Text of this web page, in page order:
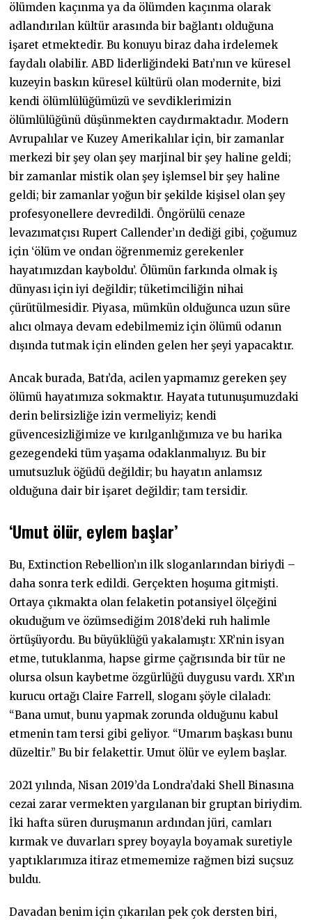
ölümden kaçınma ya da ölümden kaçınma olarak
adlandırılan kültür arasında bir bağlantı olduğuna
işaret etmektedir. Bu konuyu biraz daha irdelemek
faydalı olabilir. ABD liderliğindeki Batı’nın ve küresel
kuzeyin baskın küresel kültürü olan modernite, bizi
kendi ölümlülüğümüzü ve sevdiklerimizin
ölümlülüğünü düşünmekten caydırmaktadır. Modern
Avrupalılar ve Kuzey Amerikalılar için, bir zamanlar
merkezi bir şey olan şey marjinal bir şey haline geldi;
bir zamanlar mistik olan şey işlemsel bir şey haline
geldi; bir zamanlar yoğun bir şekilde kişisel olan şey
profesyonellere devredildi. Öngörülü cenaze
levazımatçısı Rupert Callender’ın dediği gibi, çoğumuz
için ‘ölüm ve ondan öğrenmemiz gerekenler
hayatımızdan kayboldu’. Ölümün farkında olmak iş
dünyası için iyi değildir; tüketimciliğin nihai
çürütülmesidir. Piyasa, mümkün olduğunca uzun süre
alıcı olmaya devam edebilmemiz için ölümü odanın
dışında tutmak için elinden gelen her şeyi yapacaktır.
Ancak burada, Batı’da, acilen yapmamız gereken şey
ölümü hayatımıza sokmaktır. Hayata tutunuşumuzdaki
derin belirsizliğe izin vermeliyiz; kendi
güvencesizliğimize ve kırılganlığımıza ve bu harika
gezegendeki tüm yaşama odaklanmalıyız. Bu bir
umutsuzluk öğüdü değildir; bu hayatın anlamsız
olduğuna dair bir işaret değildir; tam tersidir.
‘Umut ölür, eylem başlar’
Bu, Extinction Rebellion’ın ilk sloganlarından biriydi –
daha sonra terk edildi. Gerçekten hoşuma gitmişti.
Ortaya çıkmakta olan felaketin potansiyel ölçeğini
okuduğum ve özümsediğim 2018’deki ruh halimle
örtüşüyordu. Bu büyüklüğü yakalamıştı: XR’nin isyan
etme, tutuklanma, hapse girme çağrısında bir tür ne
olursa olsun kaybetme özgürlüğü duygusu vardı. XR’ın
kurucu ortağı Claire Farrell, sloganı şöyle cilaladı:
“Bana umut, bunu yapmak zorunda olduğunu kabul
etmenin tam tersi gibi geliyor. “Umarım başkası bunu
düzeltir.” Bu bir felakettir. Umut ölür ve eylem başlar.
2021 yılında, Nisan 2019’da Londra’daki Shell Binasına
cezai zarar vermekten yargılanan bir gruptan biriydim.
İki hafta süren duruşmanın ardından jüri, camları
kırmak ve duvarları sprey boyayla boyamak suretiyle
yaptıklarımıza itiraz etmememize rağmen bizi suçsuz
buldu.
Davadan benim için çıkarılan pek çok dersten biri,